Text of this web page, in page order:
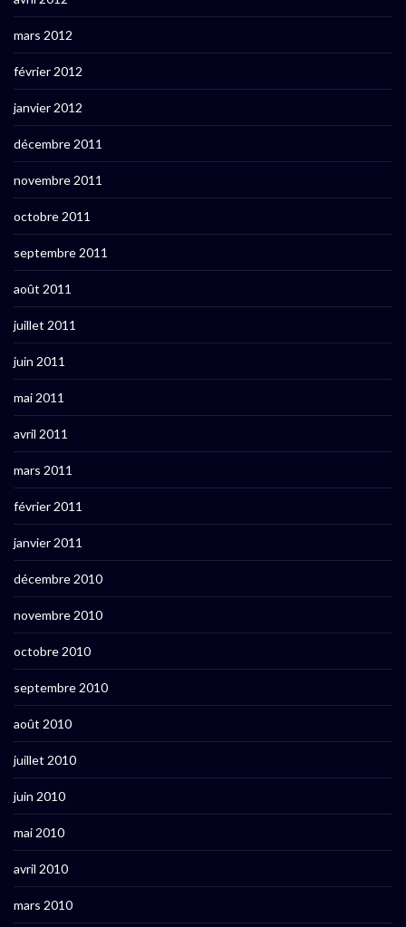
mars 2012
février 2012
janvier 2012
décembre 2011
novembre 2011
octobre 2011
septembre 2011
août 2011
juillet 2011
juin 2011
mai 2011
avril 2011
mars 2011
février 2011
janvier 2011
décembre 2010
novembre 2010
octobre 2010
septembre 2010
août 2010
juillet 2010
juin 2010
mai 2010
avril 2010
mars 2010